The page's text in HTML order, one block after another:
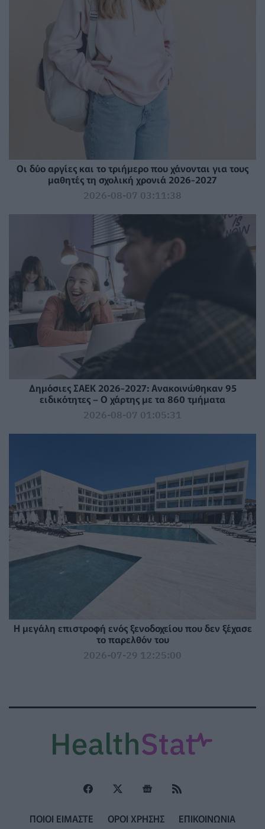
Οι δύο αργίες και το τριήμερο που χάνονται για τους
μαθητές τη σχολική χρονιά 2026-2027
2026-08-07 03:11:38
Δημόσιες ΣΑΕΚ 2026-2027: Ανακοινώθηκαν 95
ειδικότητες – Ο χάρτης με τα 860 τμήματα
2026-08-07 01:05:31
Η μεγάλη επιστροφή ενός ξενοδοχείου που δεν ξέχασε
το παρελθόν του
2026-07-29 12:25:00
ΠΟΙΟΙ ΕΙΜΑΣΤΕ ΟΡΟΙ ΧΡΗΣΗΣ ΕΠΙΚΟΙΝΩΝΙΑ